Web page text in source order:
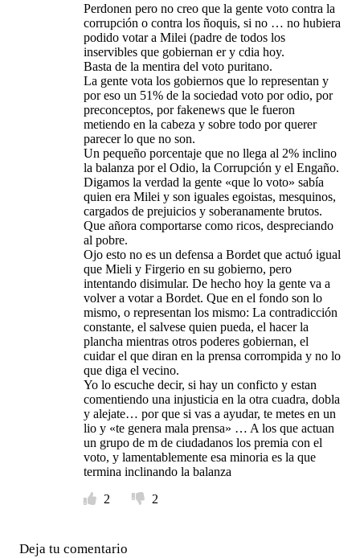
Perdonen pero no creo que la gente voto contra la
corrupción o contra los ñoquis, si no … no hubiera
podido votar a Milei (padre de todos los
inservibles que gobiernan er y cdia hoy.
Basta de la mentira del voto puritano.
La gente vota los gobiernos que lo representan y
por eso un 51% de la sociedad voto por odio, por
preconceptos, por fakenews que le fueron
metiendo en la cabeza y sobre todo por querer
parecer lo que no son.
Un pequeño porcentaje que no llega al 2% inclino
la balanza por el Odio, la Corrupción y el Engaño.
Digamos la verdad la gente «que lo voto» sabía
quien era Milei y son iguales egoistas, mesquinos,
cargados de prejuicios y soberanamente brutos.
Que añora comportarse como ricos, despreciando
al pobre.
Ojo esto no es un defensa a Bordet que actuó igual
que Mieli y Firgerio en su gobierno, pero
intentando disimular. De hecho hoy la gente va a
volver a votar a Bordet. Que en el fondo son lo
mismo, o representan los mismo: La contradicción
constante, el salvese quien pueda, el hacer la
plancha mientras otros poderes gobiernan, el
cuidar el que diran en la prensa corrompida y no lo
que diga el vecino.
Yo lo escuche decir, si hay un conficto y estan
comentiendo una injusticia en la otra cuadra, dobla
y alejate… por que si vas a ayudar, te metes en un
lio y «te genera mala prensa» … A los que actuan
un grupo de m de ciudadanos los premia con el
voto, y lamentablemente esa minoria es la que
termina inclinando la balanza
2
2
Deja tu comentario